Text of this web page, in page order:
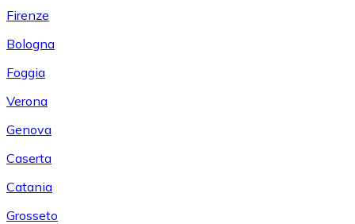
Firenze
Bologna
Foggia
Verona
Genova
Caserta
Catania
Grosseto